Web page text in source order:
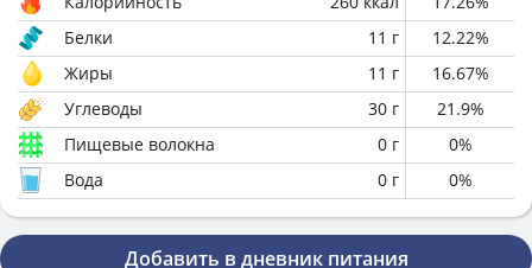
Белки
11 г 12.22%
Жиры
11 г 16.67%
Углеводы
30 г 21.9%
Пищевые волокна
0 г 0%
Вода
0 г 0%
Добавить в дневник питания